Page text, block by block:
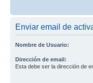
Enviar email de
Nombre de Usuario:
Dirección de email:
Esta debe ser la dirección de